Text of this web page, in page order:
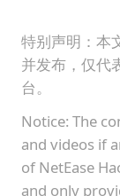
特别声明：本
并发布，仅代
台。
Notice: The
and videos if
of NetEase
and only